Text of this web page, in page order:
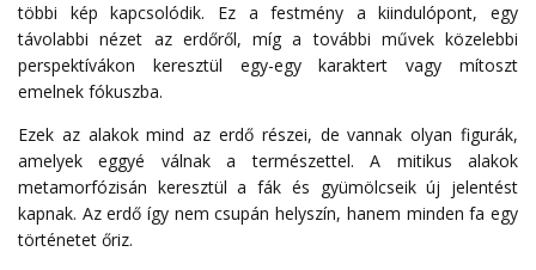
többi kép kapcsolódik. Ez a festmény a kiindulópont, egy
távolabbi nézet az erdőről, míg a további művek közelebbi
perspektívákon keresztül egy-egy karaktert vagy mítoszt
emelnek fókuszba.
Ezek az alakok mind az erdő részei, de vannak olyan figurák,
amelyek eggyé válnak a természettel. A mitikus alakok
metamorfózisán keresztül a fák és gyümölcseik új jelentést
kapnak. Az erdő így nem csupán helyszín, hanem minden fa egy
történetet őriz.